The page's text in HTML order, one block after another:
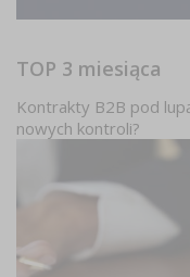
TOP 3 miesiąca
Kontrakty B2B pod
nowych kontroli?